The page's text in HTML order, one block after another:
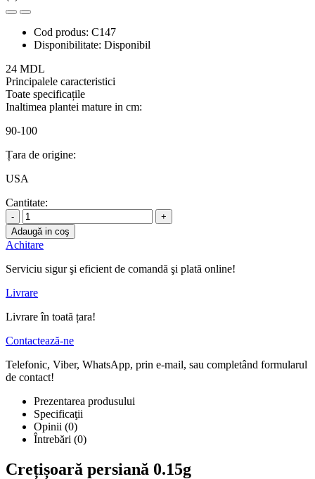
Cod produs: C147
Disponibilitate: Disponibil
24 MDL
Principalele caracteristici
Toate specificațile
Inaltimea plantei mature in cm:
90-100
Țara de origine:
USA
Cantitate:
-
+
Adaugă in coş
Achitare
Serviciu sigur şi eficient de comandă şi plată online!
Livrare
Livrare în toată țara!
Contactează-ne
Telefonic, Viber, WhatsApp, prin e-mail, sau completând formularul
de contact!
Prezentarea produsului
Specificaţii
Opinii (0)
Întrebări (0)
Crețișoară persiană 0.15g